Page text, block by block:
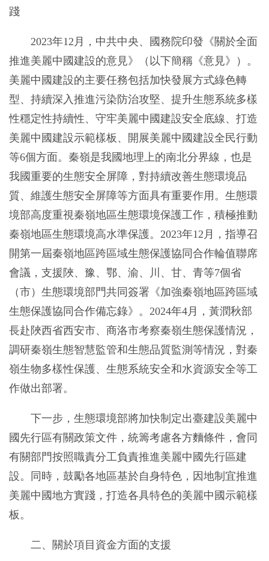
踐
2023年12月，中共中央、國務院印發《關於全面
推進美麗中國建設的意見》（以下簡稱《意見》）。
美麗中國建設的主要任務包括加快發展方式綠色轉
型、持續深入推進污染防治攻堅、提升生態系統多樣
性穩定性持續性、守牢美麗中國建設安全底線、打造
美麗中國建設示範樣板、開展美麗中國建設全民行動
等6個方面。秦嶺是我國地理上的南北分界線，也是
我國重要的生態安全屏障，對持續改善生態環境品
質、維護生態安全屏障等方面具有重要作用。生態環
境部高度重視秦嶺地區生態環境保護工作，積極推動
秦嶺地區生態環境高水準保護。2023年12月，指導召
開第一屆秦嶺地區跨區域生態保護協同合作輪值聯席
會議，支援陜、豫、鄂、渝、川、甘、青等7個省
（市）生態環境部門共同簽署《加強秦嶺地區跨區域
生態保護協同合作備忘錄》。2024年4月，黃潤秋部
長赴陜西省西安市、商洛市考察秦嶺生態保護情況，
調研秦嶺生態智慧監管和生態品質監測等情況，對秦
嶺生物多樣性保護、生態系統安全和水資源安全等工
作做出部署。
下一步，生態環境部將加快制定出臺建設美麗中
國先行區有關政策文件，統籌考慮各方麵條件，會同
有關部門按照職責分工負責推進美麗中國先行區建
設。同時，鼓勵各地區基於自身特色，因地制宜推進
美麗中國地方實踐，打造各具特色的美麗中國示範樣
板。
二、關於項目資金方面的支援